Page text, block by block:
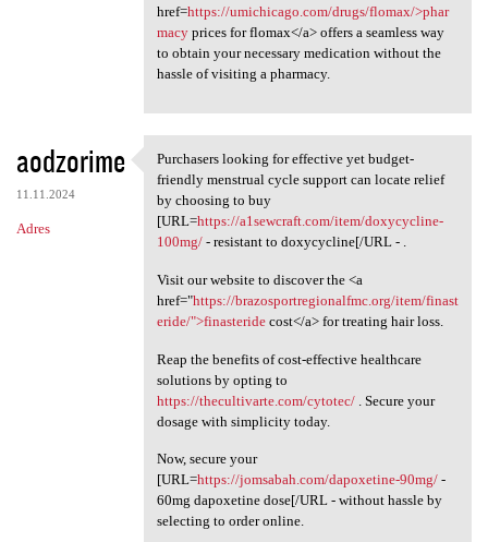
href=https://umichicago.com/drugs/flomax/>phar
macyprices for flomax</a> offers a seamless way
to obtain your necessary medication without the
hassle of visiting a pharmacy.
aodzorime
11.11.2024
Adres
Purchasers looking for
Purchasers looking for effective yet budget-
friendly menstrual cycle support can locate relief
by choosing to buy
[URL=https://a1sewcraft.com/item/doxycycline-
100mg/- resistant to doxycycline[/URL - .
Visit our website to discover the <a
href="https://brazosportregionalfmc.org/item/finast
eride/">finasteridecost</a> for treating hair loss.
Reap the benefits of cost-effective healthcare
solutions by opting to
https://thecultivarte.com/cytotec/. Secure your
dosage with simplicity today.
Now, secure your
[URL=https://jomsabah.com/dapoxetine-90mg/-
60mg dapoxetine dose[/URL - without hassle by
selecting to order online.